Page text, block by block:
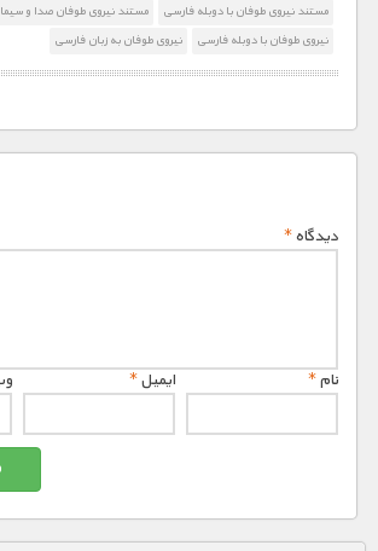
مستند نیروی طوفان با دوبله فارسی
مستند نیروی طوفان صدا و سیما
نیروی طوفان با دوبله فارسی
نیروی طوفان به زبان فارسی
دیدگاه*
نام* ایمیل*